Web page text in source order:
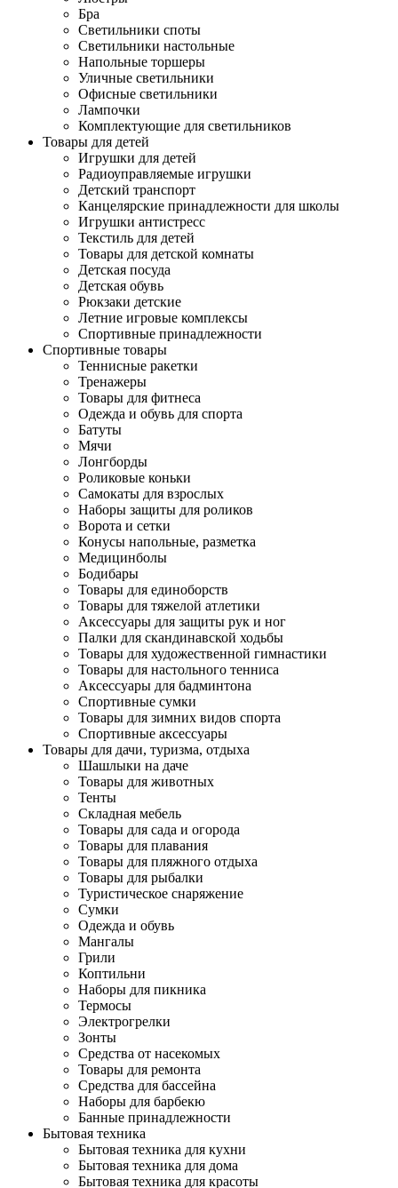
Бра
Светильники споты
Светильники настольные
Напольные торшеры
Уличные светильники
Офисные светильники
Лампочки
Комплектующие для светильников
Товары для детей
Игрушки для детей
Радиоуправляемые игрушки
Детский транспорт
Канцелярские принадлежности для школы
Игрушки антистресс
Текстиль для детей
Товары для детской комнаты
Детская посуда
Детская обувь
Рюкзаки детские
Летние игровые комплексы
Спортивные принадлежности
Спортивные товары
Теннисные ракетки
Тренажеры
Товары для фитнеса
Одежда и обувь для спорта
Батуты
Мячи
Лонгборды
Роликовые коньки
Самокаты для взрослых
Наборы защиты для роликов
Ворота и сетки
Конусы напольные, разметка
Медицинболы
Бодибары
Товары для единоборств
Товары для тяжелой атлетики
Аксессуары для защиты рук и ног
Палки для скандинавской ходьбы
Товары для художественной гимнастики
Товары для настольного тенниса
Аксессуары для бадминтона
Спортивные сумки
Товары для зимних видов спорта
Спортивные аксессуары
Товары для дачи, туризма, отдыха
Шашлыки на даче
Товары для животных
Тенты
Складная мебель
Товары для сада и огорода
Товары для плавания
Товары для пляжного отдыха
Товары для рыбалки
Туристическое снаряжение
Сумки
Одежда и обувь
Мангалы
Грили
Коптильни
Наборы для пикника
Термосы
Электрогрелки
Зонты
Средства от насекомых
Товары для ремонта
Средства для бассейна
Наборы для барбекю
Банные принадлежности
Бытовая техника
Бытовая техника для кухни
Бытовая техника для дома
Бытовая техника для красоты